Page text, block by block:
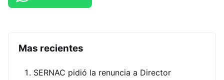
Mas recientes
SERNAC pidió la renuncia a Director